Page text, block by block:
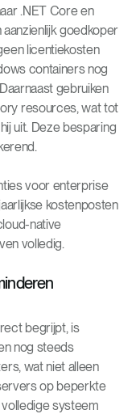
.NET Core en
goedkoper
licentiekosten
containers nog
gebruiken
resources, wat tot
uit. Deze besparing
voor enterprise
kostenposten
native
volledig.
begrijpt, is
nog steeds
wat niet alleen
op beperkte
systeem